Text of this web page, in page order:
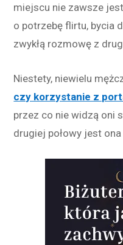
miejscu nie zawsze
o potrzebę flirtu, bycia
zwykłą rozmowę z
Niestety, niewielu
czy korzystanie z
przez co nie widzą oni
drugiej połowy jest